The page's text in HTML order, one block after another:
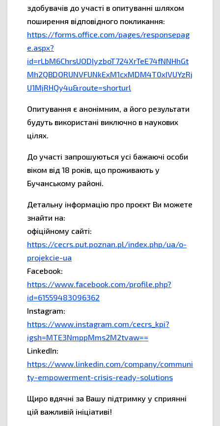
здобувачів до участі в опитуванні шляхом
поширення відповідного покликання:
https://forms.office.com/pages/responsepag
e.aspx?
id=rLbM6ChrsUODIyzboT724XrTeE74fNNHhGt
Mh2QBDORUNVFUNkExM1cxMDM4T0xIVUYzRj
U1MjRHQy4u&route=shorturl
Опитування є анонімним, а його результати
будуть використані виключно в наукових
цілях.
До участі запрошуються усі бажаючі особи
віком від 18 років, що проживають у
Бучанському районі.
Детальну інформацію про проєкт Ви можете
знайти на:
офіційному сайті:
https://cecrs.put.poznan.pl/index.php/ua/o-
projekcie-ua
Facebook:
https://www.facebook.com/profile.php?
id=61559483096362
Instagram:
https://www.instagram.com/cecrs_kpi?
igsh=MTE3NmppMms2M2tvaw==
LinkedIn:
https://www.linkedin.com/company/communi
ty-empowerment-crisis-ready-solutions
Щиро вдячні за Вашу підтримку у сприянні
цій важливій ініціативі!